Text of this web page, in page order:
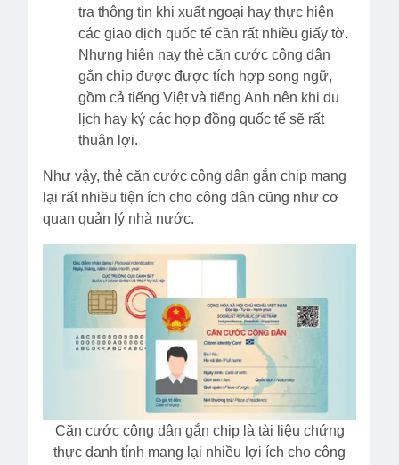
tra thông tin khi xuất ngoại hay thực hiện
các giao dịch quốc tế cần rất nhiều giấy tờ.
Nhưng hiện nay thẻ căn cước công dân
gắn chip được được tích hợp song ngữ,
gồm cả tiếng Việt và tiếng Anh nên khi du
lịch hay ký các hợp đồng quốc tế sẽ rất
thuận lợi.
Như vậy, thẻ căn cước công dân gắn chip mang
lại rất nhiều tiện ích cho công dân cũng như cơ
quan quản lý nhà nước.
Căn cước công dân gắn chip là tài liệu chứng
thực danh tính mang lại nhiều lợi ích cho công